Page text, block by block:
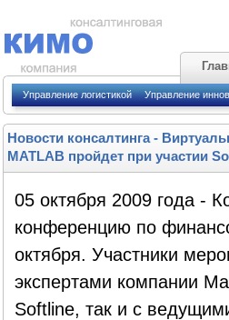
Управление логистикой Управление
Новости консалтинга-
MATLAB пройдет при участии
05 октября 2009 года -
конференцию по
октября. Участники
экспертами компании
Softline, так и с